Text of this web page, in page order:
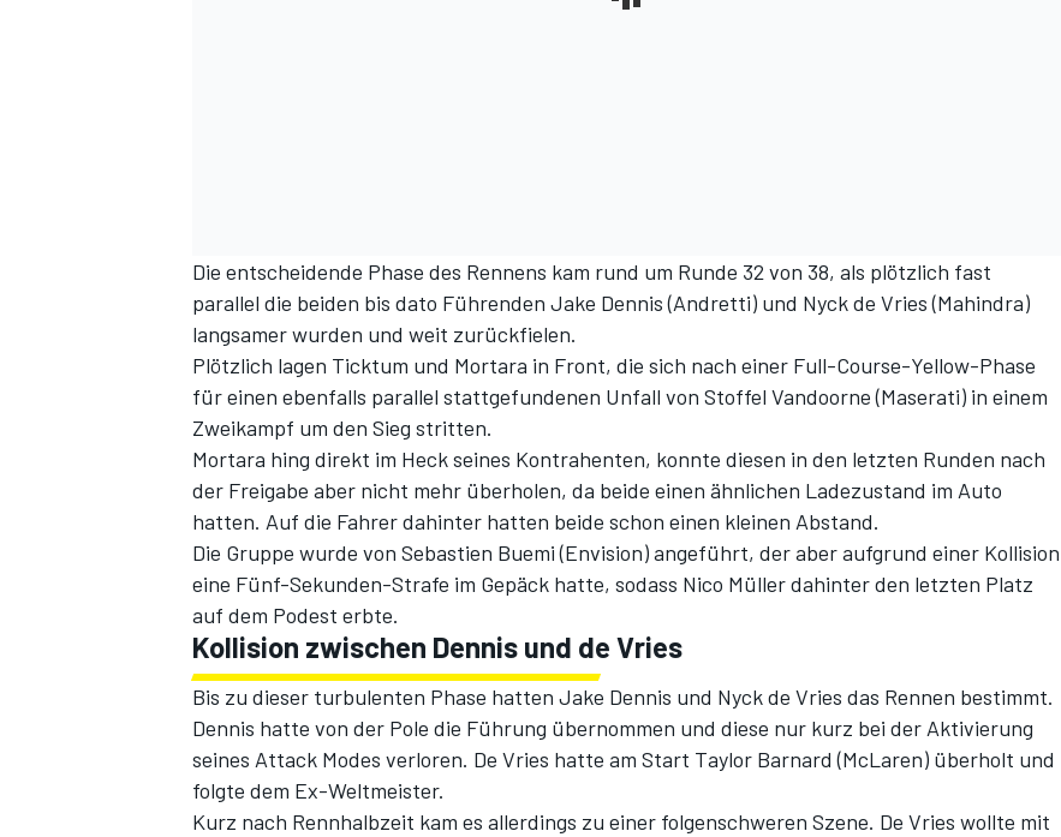
SPORTWAGEN
Die entscheidende Phase des Rennens kam rund um Runde 32 von 38, als plötzlich fast
parallel die beiden bis dato Führenden Jake Dennis (Andretti) und Nyck de Vries (Mahindra)
langsamer wurden und weit zurückfielen.
Plötzlich lagen Ticktum und Mortara in Front, die sich nach einer Full-Course-Yellow-Phase
für einen ebenfalls parallel stattgefundenen Unfall von Stoffel Vandoorne (Maserati) in einem
Zweikampf um den Sieg stritten.
Mortara hing direkt im Heck seines Kontrahenten, konnte diesen in den letzten Runden nach
der Freigabe aber nicht mehr überholen, da beide einen ähnlichen Ladezustand im Auto
hatten. Auf die Fahrer dahinter hatten beide schon einen kleinen Abstand.
Die Gruppe wurde von Sebastien Buemi (Envision) angeführt, der aber aufgrund einer Kollision
eine Fünf-Sekunden-Strafe im Gepäck hatte, sodass Nico Müller dahinter den letzten Platz
auf dem Podest erbte.
Kollision zwischen Dennis und de Vries
Bis zu dieser turbulenten Phase hatten Jake Dennis und Nyck de Vries das Rennen bestimmt.
Dennis hatte von der Pole die Führung übernommen und diese nur kurz bei der Aktivierung
seines Attack Modes verloren. De Vries hatte am Start Taylor Barnard (McLaren) überholt und
folgte dem Ex-Weltmeister.
Kurz nach Rennhalbzeit kam es allerdings zu einer folgenschweren Szene. De Vries wollte mit